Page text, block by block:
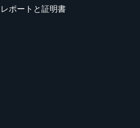
レポートと証明書